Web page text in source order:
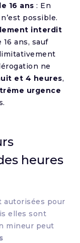
16 ans : En
possible.
interdit
ans, sauf
limitativement
ne
et 4 heures,
urgence
heures
autorisées pour
elles sont
mineur peut